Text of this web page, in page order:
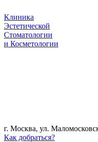
Клиника
Эстетической
Стоматологии
и Косметологии
г. Москва, ул.
Как добраться?